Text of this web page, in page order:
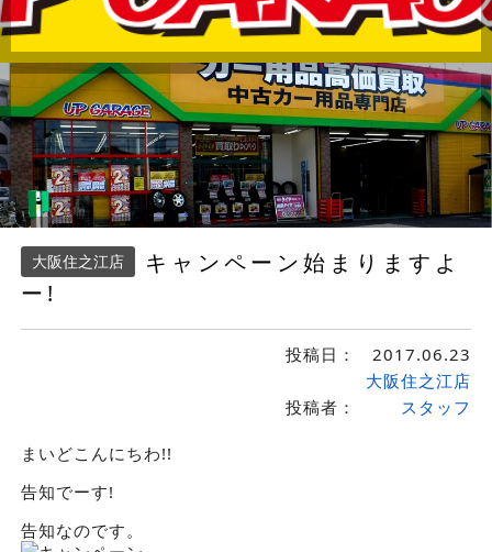
大阪住之江店
キャンペーン始まりますよ
ー!
投稿日： 2017.06.23
投稿者：
大阪住之江店
スタッフ
まいどこんにちわ!!
告知でーす!
告知なのです。